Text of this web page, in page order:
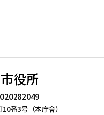
役所
番3号（本庁舎）